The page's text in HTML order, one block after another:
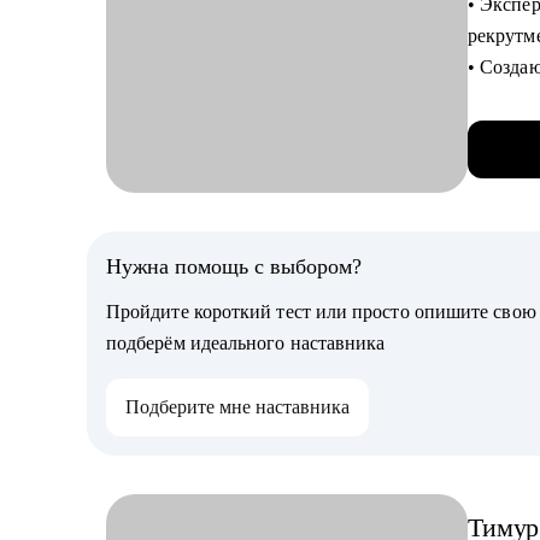
внутри
•
•
Кому
•
•
•
С чем
•
Нужна помощь с выбором?
Пройдите короткий тест или просто опишите
подберём идеального наставника
Подберите мне наставника
Тимур